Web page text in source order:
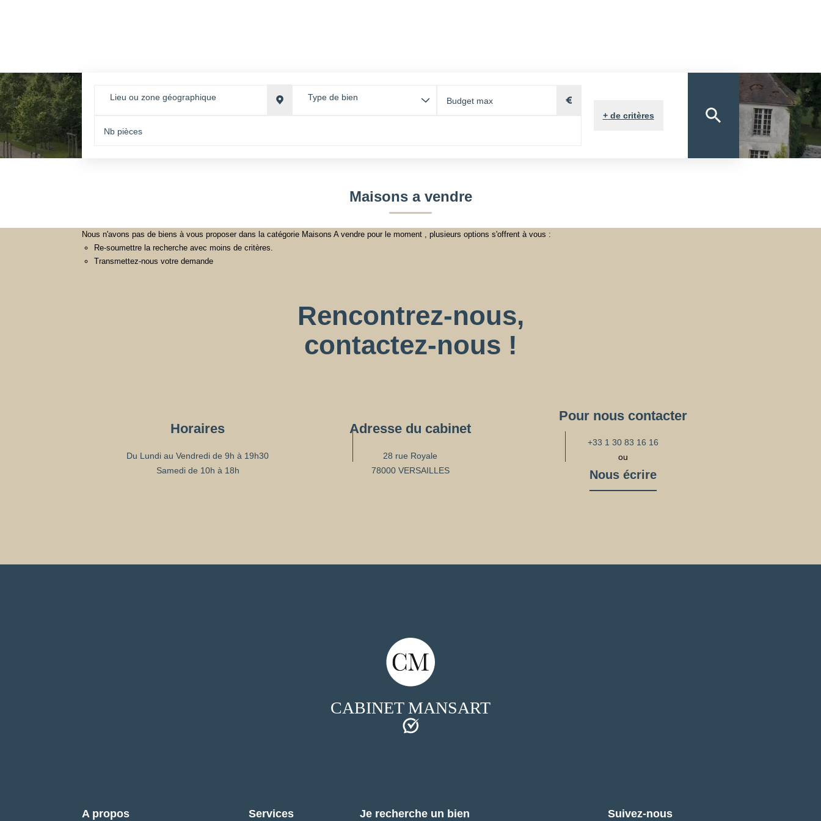
Lieu ou zone géographique
Type de bien
+de critères
Maisons a vendre
Nous n'avons pas de biens à vous proposer dans la catégorie Maisons A vendre pour le moment , plusieurs options s'offrent à vous :
Re-soumettre la recherche avec moins de critères.
Transmettez-nous votre demande
Rencontrez-nous,
contactez-nous !
Horaires
Du Lundi au Vendredi de 9h à 19h30
Samedi de 10h à 18h
Adresse du cabinet
28 rue Royale
78000 VERSAILLES
Pour nous contacter
+33 1 30 83 16 16
ou
Nous écrire
CABINET MANSART
A propos Services Je recherche un bien Suivez-nous